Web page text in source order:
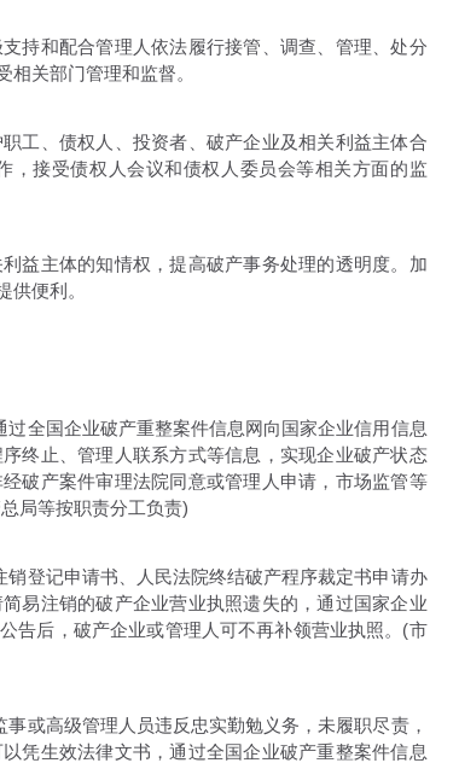
和配合管理人依法履行接管、调查、管理、处分
关部门管理和监督。
、债权人、投资者、破产企业及相关利益主体合
，接受债权人会议和债权人委员会等相关方面的监
主体的知情权，提高破产事务处理的透明度。加
便利。
全国企业破产重整案件信息网向国家企业信用信息
终止、管理人联系方式等信息，实现企业破产状态
破产案件审理法院同意或管理人申请，市场监管等
局等按职责分工负责)
登记申请书、人民法院终结破产程序裁定书申请办
易注销的破产企业营业执照遗失的，通过国家企业
告后，破产企业或管理人可不再补领营业执照。(市
高级管理人员违反忠实勤勉义务，未履职尽责，
凭生效法律文书，通过全国企业破产重整案件信息